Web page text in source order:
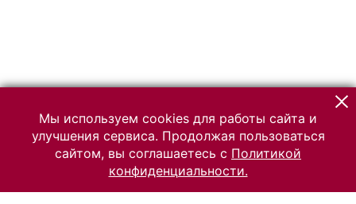
Мы используем cookies для работы сайта и
улучшения сервиса. Продолжая пользоваться
сайтом, вы соглашаетесь с Политикой
конфиденциальности.